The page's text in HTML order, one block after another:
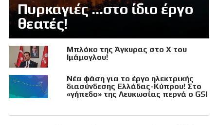
Πυρκαγιές …στο ίδιο έργο
θεατές!
Μπλόκο της Άγκυρας στο X του
Ιμάμογλου!
Νέα φάση για το έργο ηλεκτρικής
διασύνδεσης Ελλάδας-Κύπρου! Στο
«γήπεδο» της Λευκωσίας περνά ο GSI